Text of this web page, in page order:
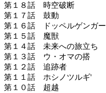
第１８話 時空破断
第１７話 鼓動
第１６話 ドッペルゲンガー
第１５話 魔獣
第１４話 未来への旅立ち
第１３話 ウ・オマの搭
第１２話 追跡者
第１１話 ホシノツルギ'
第１０話 超越